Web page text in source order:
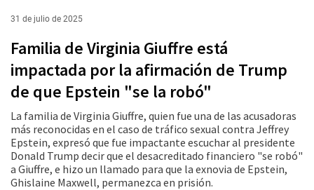
31 de julio de 2025
Familia de Virginia Giuffre está
impactada por la afirmación de Trump
de que Epstein "se la robó"
La familia de Virginia Giuffre, quien fue una de las acusadoras
más reconocidas en el caso de tráfico sexual contra Jeffrey
Epstein, expresó que fue impactante escuchar al presidente
Donald Trump decir que el desacreditado financiero "se robó"
a Giuffre, e hizo un llamado para que la exnovia de Epstein,
Ghislaine Maxwell, permanezca en prisión.